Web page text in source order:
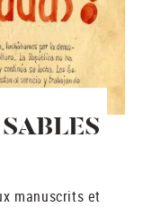
manuscrits et